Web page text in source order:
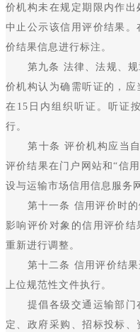
价机构未在规定期限内作
中止公示该信用评价结果
价结果信息进行标注。
第九条 法律、法规、规
价机构认为确需听证的，应
在15日内组织听证。听证
行。
第十条 评价机构应当自
评价结果在门户网站和“信
设与运输市场信用信息服务
第十一条 信用评价时的
影响评价对象的信用评价
重新进行调整。
第十二条 信用评价结果
上位规范性文件执行。
提倡各级交通运输部门
定、政府采购、招标投标